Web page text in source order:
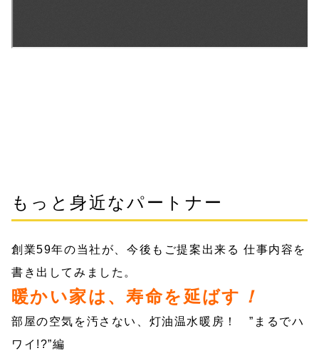
もっと身近なパートナー
創業59年の当社が、今後もご提案出来る 仕事内容を
書き出してみました。
暖かい家は、寿命を延ばす ！
部屋の空気を汚さない、灯油温水暖房！ ”まるでハ
ワイ!?”編